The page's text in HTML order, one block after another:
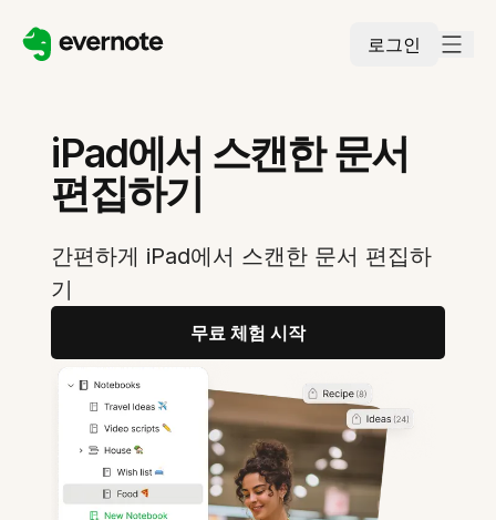
로그인
iPad에서 스캔한 문서
편집하기
간편하게 iPad에서 스캔한 문서 편집하
기
무료 체험 시작